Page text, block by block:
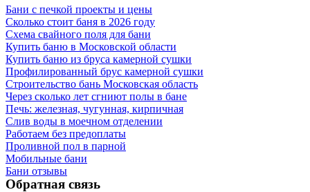
Бани с печкой проекты и цены
Сколько стоит баня в 2026 году
Схема свайного поля для бани
Купить баню в Московской области
Купить баню из бруса камерной сушки
Профилированный брус камерной сушки
Строительство бань Московская область
Через сколько лет сгниют полы в бане
Печь: железная, чугунная, кирпичная
Слив воды в моечном отделении
Работаем без предоплаты
Проливной пол в парной
Мобильные бани
Бани отзывы
Обратная связь